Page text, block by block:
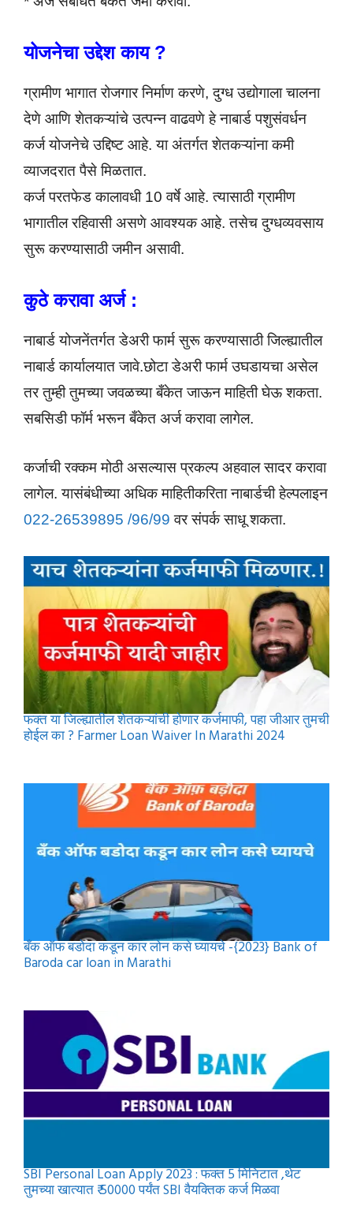
योजनेचा उद्देश काय ?
ग्रामीण भागात रोजगार निर्माण करणे, दुग्ध उद्योगाला चालना
देणे आणि शेतकऱ्यांचे उत्पन्न वाढवणे हे नाबार्ड पशुसंवर्धन
कर्ज योजनेचे उद्दिष्ट आहे. या अंतर्गत शेतकऱ्यांना कमी
व्याजदरात पैसे मिळतात.
कर्ज परतफेड कालावधी 10 वर्षे आहे. त्यासाठी ग्रामीण
भागातील रहिवासी असणे आवश्यक आहे. तसेच दुग्धव्यवसाय
सुरू करण्यासाठी जमीन असावी.
कुठे करावा अर्ज :
नाबार्ड योजनेंतर्गत डेअरी फार्म सुरू करण्यासाठी जिल्ह्यातील
नाबार्ड कार्यालयात जावे.छोटा डेअरी फार्म उघडायचा असेल
तर तुम्ही तुमच्या जवळच्या बँकेत जाऊन माहिती घेऊ शकता.
सबसिडी फॉर्म भरून बँकेत अर्ज करावा लागेल.
कर्जाची रक्कम मोठी असल्यास प्रकल्प अहवाल सादर करावा
लागेल. यासंबंधीच्या अधिक माहितीकरिता नाबार्डची हेल्पलाइन
022-26539895 /96/99 वर संपर्क साधू शकता.
फक्त या जिल्ह्यातील शेतकऱ्यांची होणार कर्जमाफी, पहा जीआर तुमची
होईल का ? Farmer Loan Waiver In Marathi 2024
बँक ऑफ बडोदा कडून कार लोन कसे घ्यायचे -{2023} Bank of
Baroda car loan in Marathi
SBI Personal Loan Apply 2023 : फक्त 5 मिनिटात ,थेट
तुमच्या खात्यात ₹ 50000 पर्यंत SBI वैयक्तिक कर्ज मिळवा